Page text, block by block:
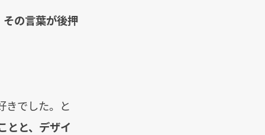
の言葉が後押
きでした。と
とと、デザイ